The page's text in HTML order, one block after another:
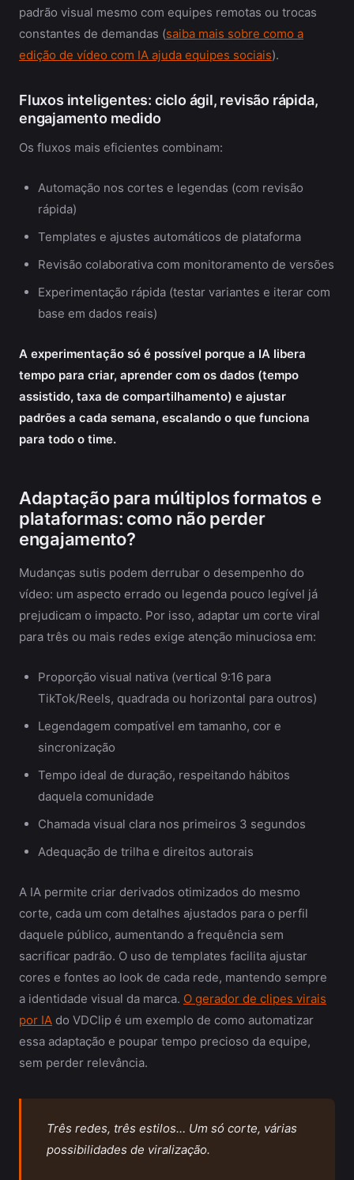
padrão visual mesmo com equipes remotas ou trocas
constantes de demandas (saiba mais sobre como a
edição de vídeo com IA ajuda equipes sociais).
Fluxos inteligentes: ciclo ágil, revisão rápida,
engajamento medido
Os fluxos mais eficientes combinam:
Automação nos cortes e legendas (com revisão
rápida)
Templates e ajustes automáticos de plataforma
Revisão colaborativa com monitoramento de versões
Experimentação rápida (testar variantes e iterar com
base em dados reais)
A experimentação só é possível porque a IA libera
tempo para criar, aprender com os dados (tempo
assistido, taxa de compartilhamento) e ajustar
padrões a cada semana, escalando o que funciona
para todo o time.
Adaptação para múltiplos formatos e
plataformas: como não perder
engajamento?
Mudanças sutis podem derrubar o desempenho do
vídeo: um aspecto errado ou legenda pouco legível já
prejudicam o impacto. Por isso, adaptar um corte viral
para três ou mais redes exige atenção minuciosa em:
Proporção visual nativa (vertical 9:16 para
TikTok/Reels, quadrada ou horizontal para outros)
Legendagem compatível em tamanho, cor e
sincronização
Tempo ideal de duração, respeitando hábitos
daquela comunidade
Chamada visual clara nos primeiros 3 segundos
Adequação de trilha e direitos autorais
A IA permite criar derivados otimizados do mesmo
corte, cada um com detalhes ajustados para o perfil
daquele público, aumentando a frequência sem
sacrificar padrão. O uso de templates facilita ajustar
cores e fontes ao look de cada rede, mantendo sempre
a identidade visual da marca. O gerador de clipes virais
por IA do VDClip é um exemplo de como automatizar
essa adaptação e poupar tempo precioso da equipe,
sem perder relevância.
Três redes, três estilos… Um só corte, várias
possibilidades de viralização.